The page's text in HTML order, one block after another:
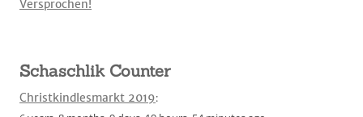
Versprochen!
Schaschlik Counter
Christkindlesmarkt 2019: